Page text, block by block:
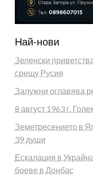
Най-нови
Зеленски
срещу Русия
Залужни оглавява
8 август 1963 г.
Земетресението в
39 души
Ескалация в
боеве в Донбас